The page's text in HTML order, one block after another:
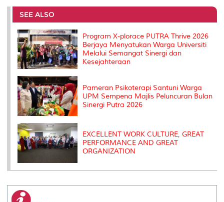
e
b
o
o
k
t
r
e
I
l
L
n
P
e
s
t
SEE ALSO
Program X-plorace PUTRA Thrive 2026
Berjaya Menyatukan Warga Universiti
Melalui Semangat Sinergi dan
Kesejahteraan
Pameran Psikoterapi Santuni Warga
UPM Sempena Majlis Peluncuran Bulan
Sinergi Putra 2026
EXCELLENT WORK CULTURE, GREAT
PERFORMANCE AND GREAT
ORGANIZATION